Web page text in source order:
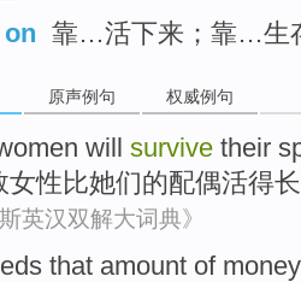
靠…活下来；靠…生
原声例句 权威例句
will survive their
女性比她们的配偶活得
英汉双解大词典》
that amount of money